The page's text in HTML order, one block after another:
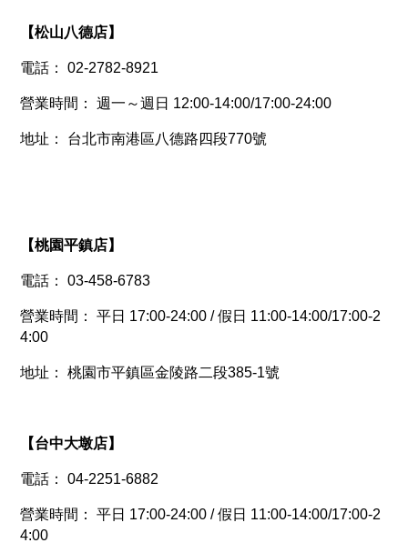
【松山八德店】
電話： 02-2782-8921
營業時間： 週一～週日 12:00-14:00/17:00-24:00
地址： 台北市南港區八德路四段770號
【桃園平鎮店】
電話： 03-458-6783
營業時間： 平日 17:00-24:00 / 假日 11:00-14:00/17:00-2
4:00
地址： 桃園市平鎮區金陵路二段385-1號
【台中大墩店】
電話： 04-2251-6882
營業時間： 平日 17:00-24:00 / 假日 11:00-14:00/17:00-2
4:00